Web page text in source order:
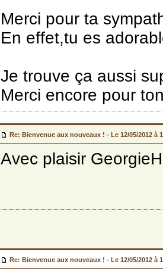
Merci pour ta
En effet,tu es
Je trouve ça aussi
Merci encore pour
Re: Bienvenue aux nouveaux ! - Le 12/05/2012 à
Avec plaisir
Re: Bienvenue aux nouveaux ! - Le 12/05/2012 à